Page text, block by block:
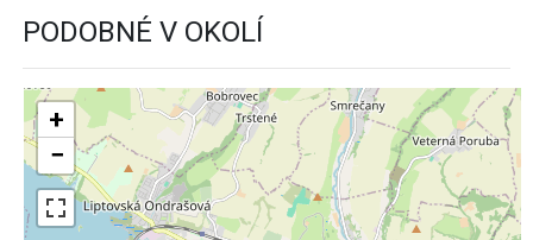
PODOBNÉ V OKOLÍ
+
−